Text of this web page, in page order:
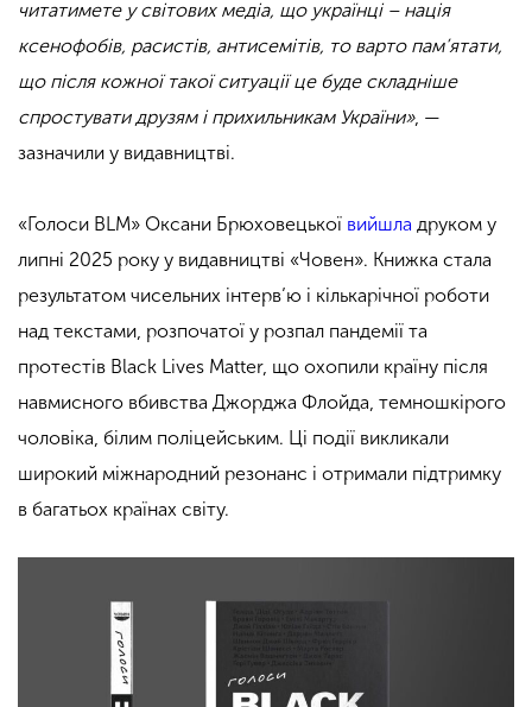
читатимете у світових медіа, що українці – нація
ксенофобів, расистів, антисемітів, то варто пам’ятати,
що після кожної такої ситуації це буде складніше
спростувати друзям і прихильникам України», —
зазначили у видавництві.
«Голоси BLM» Оксани Брюховецької вийшла друком у
липні 2025 року у видавництві «Човен». Книжка стала
результатом чисельних інтерв’ю і кількарічної роботи
над текстами, розпочатої у розпал пандемії та
протестів Black Lives Matter, що охопили країну після
навмисного вбивства Джорджа Флойда, темношкірого
чоловіка, білим поліцейським. Ці події викликали
широкий міжнародний резонанс і отримали підтримку
в багатьох країнах світу.